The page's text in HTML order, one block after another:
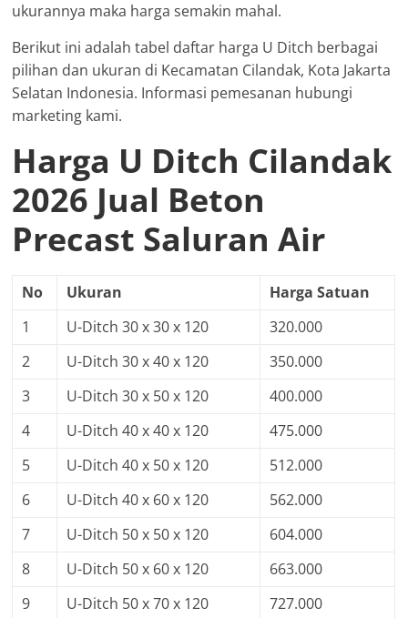
ukurannya maka harga semakin mahal.
Berikut ini adalah tabel daftar harga U Ditch berbagai
pilihan dan ukuran di Kecamatan Cilandak, Kota Jakarta
Selatan Indonesia. Informasi pemesanan hubungi
marketing kami.
Harga U Ditch Cilandak
2026 Jual Beton
Precast Saluran Air
No Ukuran
Harga Satuan
1
U-Ditch 30 x 30 x 120
320.000
2
U-Ditch 30 x 40 x 120
350.000
3
U-Ditch 30 x 50 x 120
400.000
4
U-Ditch 40 x 40 x 120
475.000
5
U-Ditch 40 x 50 x 120
512.000
6
U-Ditch 40 x 60 x 120
562.000
7
U-Ditch 50 x 50 x 120
604.000
8
U-Ditch 50 x 60 x 120
663.000
9
U-Ditch 50 x 70 x 120 727.000